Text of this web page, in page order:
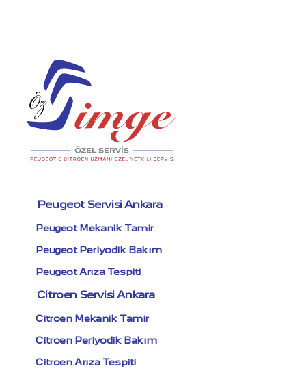
Peugeot Servisi Ankara
Peugeot Mekanik Tamir
Peugeot Periyodik Bakım
Peugeot Arıza Tespiti
Citroen Servisi Ankara
Citroen Mekanik Tamir
Citroen Periyodik Bakım
Citroen Arıza Tespiti